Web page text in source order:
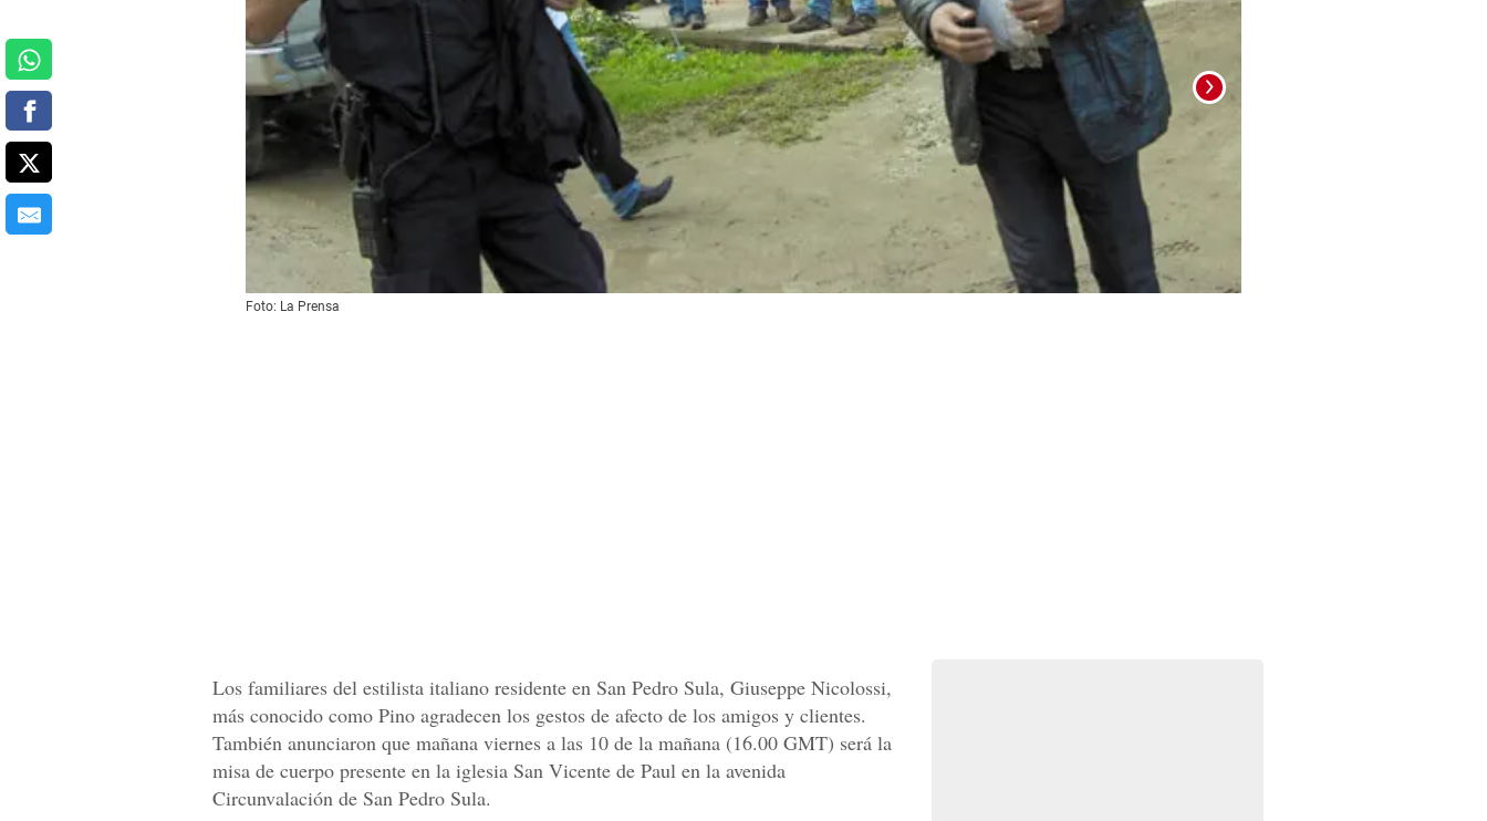
Foto: La Prensa
Los familiares del estilista italiano residente en San Pedro Sula, Giuseppe Nicolossi,
más conocido como Pino agradecen los gestos de afecto de los amigos y clientes.
También anunciaron que mañana viernes a las 10 de la mañana (16.00 GMT) será la
misa de cuerpo presente en la iglesia San Vicente de Paul en la avenida
Circunvalación de San Pedro Sula.